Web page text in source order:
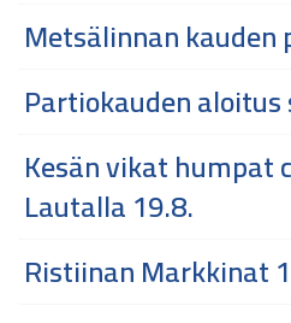
Metsälinnan
Partiokauden
Kesän vikat humpat
Lautalla 19.8.
Ristiinan Markkinat